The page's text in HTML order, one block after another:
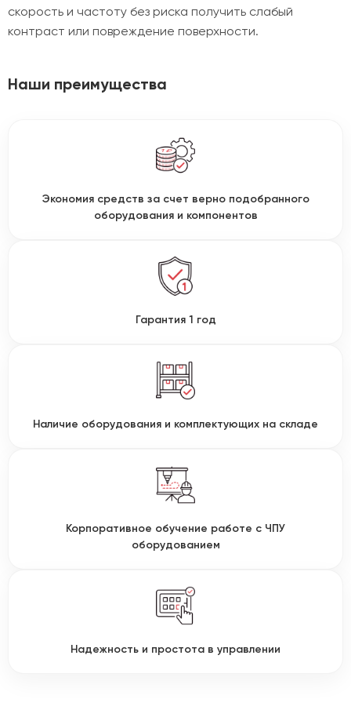
скорость и частоту без риска получить слабый
контраст или повреждение поверхности.
Наши преимущества
Экономия средств за счет верно подобранного
оборудования и компонентов
Гарантия 1 год
Наличие оборудования и комплектующих на складе
Корпоративное обучение работе с ЧПУ
оборудованием
Надежность и простота в управлении